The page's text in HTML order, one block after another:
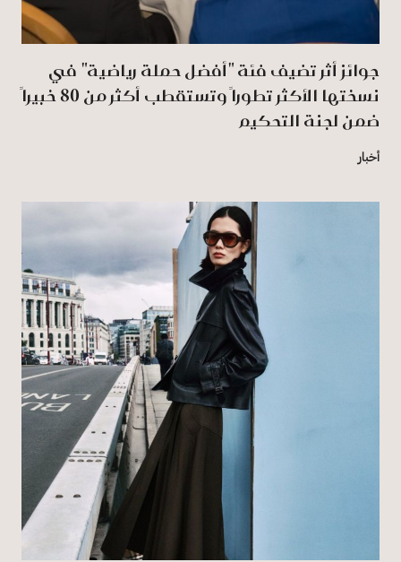
جوائز أثر تضيف فئة "أفضل حملة رياضية" في
نسختها الأكثر تطوراً وتستقطب أكثر من 80 خبيراً
ضمن لجنة التحكيم
أخبار